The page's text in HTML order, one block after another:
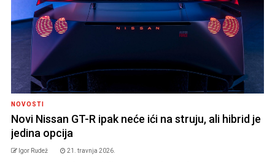
NOVOSTI
Novi Nissan GT-R ipak neće ići na struju, ali hibrid je
jedina opcija
Igor Rudež 21. travnja 2026.